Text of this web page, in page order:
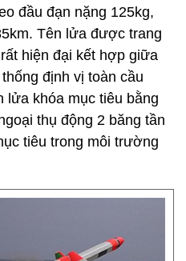
đầu đạn nặng 125kg,
Tên lửa được trang
hiện đại kết hợp giữa
định vị toàn cầu
lửa khóa mục tiêu bằng
thụ động 2 băng tần
tiêu trong môi trường